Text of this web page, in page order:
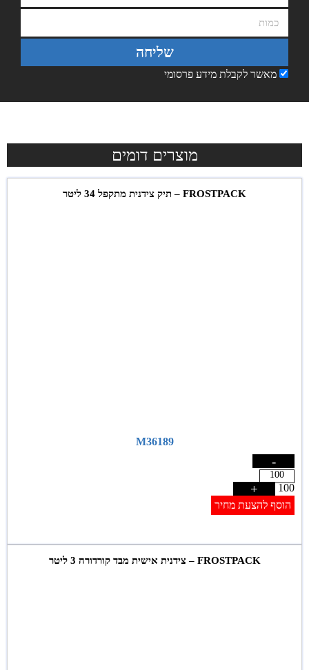
מאשר לקבלת מידע פרסומי
שליחה
מוצרים דומים
FROSTPACK – תיק צידנית מתקפל 34 ליטר
M36189
-
100
+
הוסף להצעת מחיר
FROSTPACK – צידנית אישית מבד קורדורה 3 ליטר